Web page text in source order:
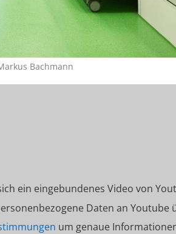
Bachmann
ein eingebundenes Video von
Daten an Youtube
um genaue